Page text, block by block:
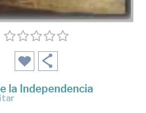
la Independencia